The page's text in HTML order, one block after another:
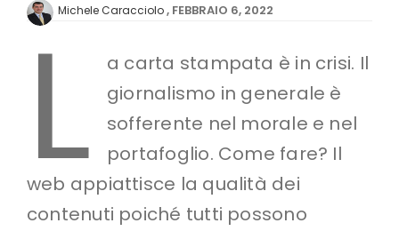
Michele Caracciolo FEBBRAIO 6, 2022
L
a carta stampata è in crisi. Il
giornalismo in generale è
sofferente nel morale e nel
portafoglio. Come fare? Il
web appiattisce la qualità dei
contenuti poiché tutti possono